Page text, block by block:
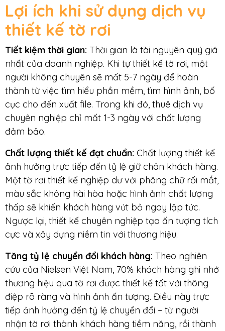
Lợi ích khi sử dụng dịch vụ
thiết kế tờ rơi
Tiết kiệm thời gian: Thời gian là tài nguyên quý giá
nhất của doanh nghiệp. Khi tự thiết kế tờ rơi, một
người không chuyên sẽ mất 5-7 ngày để hoàn
thành từ việc tìm hiểu phần mềm, tìm hình ảnh, bố
cục cho đến xuất file. Trong khi đó, thuê dịch vụ
chuyên nghiệp chỉ mất 1-3 ngày với chất lượng
đảm bảo.
Chất lượng thiết kế đạt chuẩn: Chất lượng thiết kế
ảnh hưởng trực tiếp đến tỷ lệ giữ chân khách hàng.
Một tờ rơi thiết kế nghiệp dư với phông chữ rối mắt,
màu sắc không hài hòa hoặc hình ảnh chất lượng
thấp sẽ khiến khách hàng vứt bỏ ngay lập tức.
Ngược lại, thiết kế chuyên nghiệp tạo ấn tượng tích
cực và xây dựng niềm tin với thương hiệu.
Tăng tỷ lệ chuyển đổi khách hàng: Theo nghiên
cứu của Nielsen Việt Nam, 70% khách hàng ghi nhớ
thương hiệu qua tờ rơi được thiết kế tốt với thông
điệp rõ ràng và hình ảnh ấn tượng. Điều này trực
tiếp ảnh hưởng đến tỷ lệ chuyển đổi – từ người
nhận tờ rơi thành khách hàng tiềm năng, rồi thành